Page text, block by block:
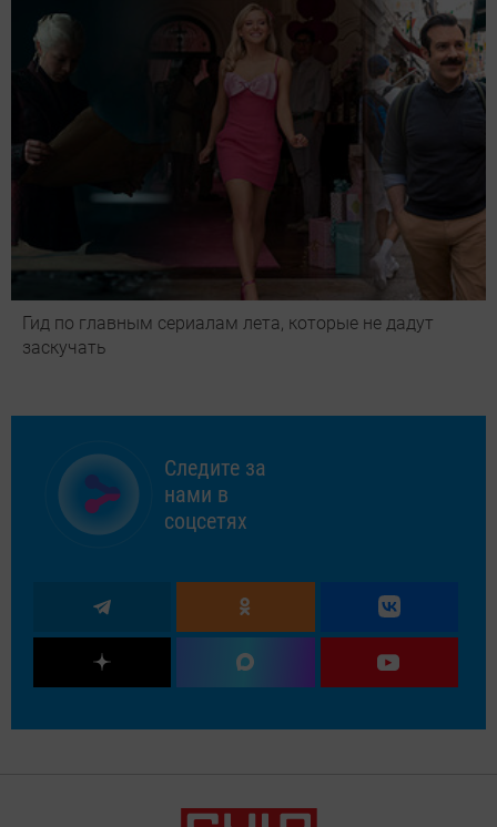
Гид по главным сериалам лета, которые не дадут
заскучать
Следите за
нами в
соцсетях